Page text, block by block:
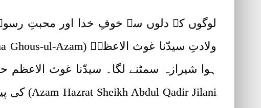
لوگوں کے دلوں سے خوفِ خدا اور محبتِ